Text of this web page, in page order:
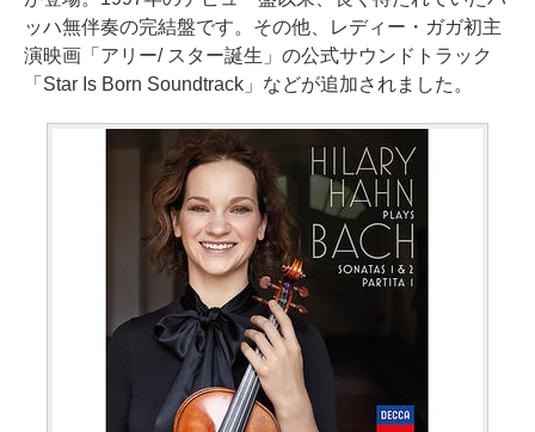
ッハ無伴奏の完結盤です。その他、レディー・ガガ初主
演映画「アリー/ スター誕生」の公式サウンドトラック
「Star Is Born Soundtrack」などが追加されました。